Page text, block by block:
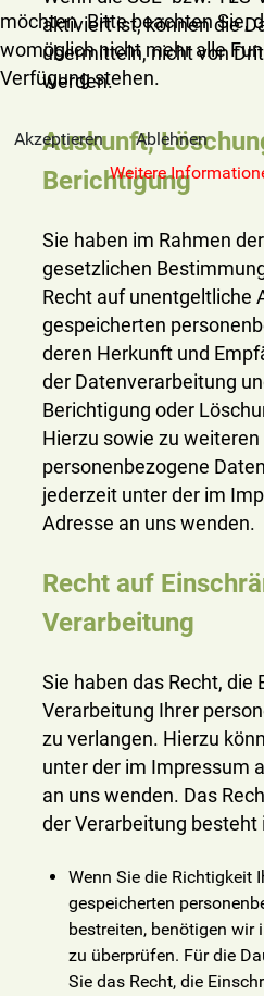
aktiviert ist, können die
übermitteln, nicht von
werden.
Auskunft,
Berichtigung
Sie haben im Rahmen
gesetzlichen
Recht auf unentgeltliche
gespeicherten
deren Herkunft und
der Datenverarbeitung
Berichtigung oder
Hierzu sowie zu
personenbezogene
jederzeit unter der im
Adresse an uns wenden.
Recht auf
Verarbeitung
Sie haben das Recht, die
Verarbeitung Ihrer
zu verlangen. Hierzu
unter der im Impressum
an uns wenden. Das
der Verarbeitung besteht
Wenn Sie die Richtigkeit
gespeicherten
bestreiten, benötigen wir
zu überprüfen. Für die
Sie das Recht, die
möchten. Bitte beachten Sie,
womöglich nicht mehr alle
Verfügung stehen.
Akzeptieren
Ablehnen
Weitere